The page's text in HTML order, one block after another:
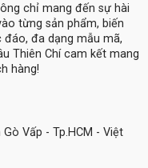
chỉ mang đến sự hài
từng sản phẩm, biến
đa dạng mẫu mã,
Thiên Chí cam kết mang
hàng!
Vấp - Tp.HCM - Việt